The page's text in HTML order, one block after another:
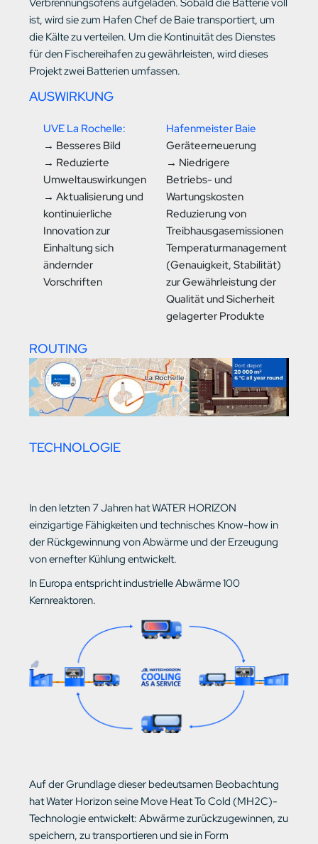
Verbrennungsofens aufgeladen. Sobald die Batterie voll
ist, wird sie zum Hafen Chef de Baie transportiert, um
die Kälte zu verteilen. Um die Kontinuität des Dienstes
für den Fischereihafen zu gewährleisten, wird dieses
Projekt zwei Batterien umfassen.
AUSWIRKUNG
UVE La Rochelle:
→ Besseres Bild
→ Reduzierte
Umweltauswirkungen
→ Aktualisierung und
kontinuierliche
Innovation zur
Einhaltung sich
ändernder
Vorschriften
Hafenmeister Baie
Geräteerneuerung
→ Niedrigere
Betriebs- und
Wartungskosten
Reduzierung von
Treibhausgasemissionen
Temperaturmanagement
(Genauigkeit, Stabilität)
zur Gewährleistung der
Qualität und Sicherheit
gelagerter Produkte
ROUTING
TECHNOLOGIE
In den letzten 7 Jahren hat WATER HORIZON
einzigartige Fähigkeiten und technisches Know-how in
der Rückgewinnung von Abwärme und der Erzeugung
von ernefter Kühlung entwickelt.
In Europa entspricht industrielle Abwärme 100
Kernreaktoren.
Auf der Grundlage dieser bedeutsamen Beobachtung
hat Water Horizon seine Move Heat To Cold (MH2C)-
Technologie entwickelt: Abwärme zurückzugewinnen, zu
speichern, zu transportieren und sie in Form